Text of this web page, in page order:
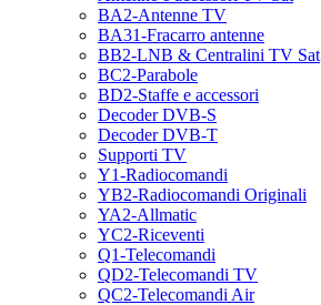
BA2-Antenne TV
BA31-Fracarro antenne
BB2-LNB & Centralini TV Sat
BC2-Parabole
BD2-Staffe e accessori
Decoder DVB-S
Decoder DVB-T
Supporti TV
Y1-Radiocomandi
YB2-Radiocomandi Originali
YA2-Allmatic
YC2-Riceventi
Q1-Telecomandi
QD2-Telecomandi TV
QC2-Telecomandi Air